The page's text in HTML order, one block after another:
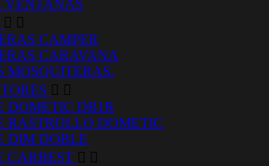
VENTANAS
 
CAMPER
CARAVANA
MOSQUITERAS.
 
DOMETIC DB1R
RASTROLLO DOMETIC
DIM DOBLE
CARBEST  